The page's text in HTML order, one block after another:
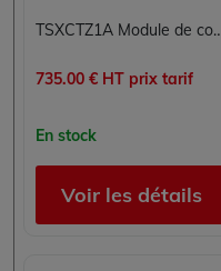
TSXCTZ1A Module de
735.00 € HT prix tarif
En stock
Voir les détails